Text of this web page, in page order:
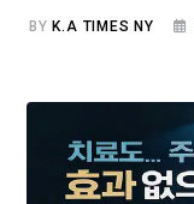
BY K.A TIMES NY